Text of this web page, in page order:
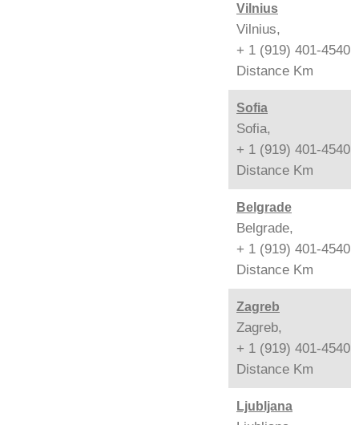
Vilnius
Vilnius,
+ 1 (919) 401-4540
Distance Km
Sofia
Sofia,
+ 1 (919) 401-4540
Distance Km
Belgrade
Belgrade,
+ 1 (919) 401-4540
Distance Km
Zagreb
Zagreb,
+ 1 (919) 401-4540
Distance Km
Ljubljana